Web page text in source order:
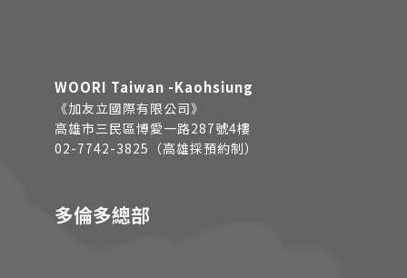
WOORI Taiwan -Kaohsiung
《加友立國際有限公司》
高雄市三民區博愛一路287號4樓
02-7742-3825（高雄採預約制）
多倫多總部